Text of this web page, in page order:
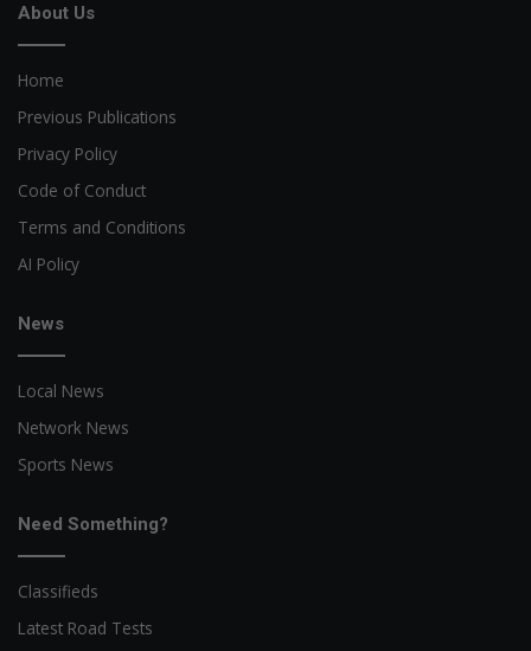
About Us
Home
Previous Publications
Privacy Policy
Code of Conduct
Terms and Conditions
AI Policy
News
Local News
Network News
Sports News
Need Something?
Classifieds
Latest Road Tests